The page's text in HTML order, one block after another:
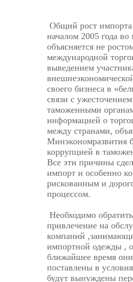
Общий рост
началом 2005 года во
объясняется не
международной
выведением
своего бизнеса в
связи с
таможенными
информацией о
между странами,
Минэкономразвития
коррупцией в
Все эти причины
импорт и особенно
рискованным и
процессом.
Необходимо
привлечение на
компаний
импортной одежды ,
ближайшее время они
поставлены в
будут вынуждены